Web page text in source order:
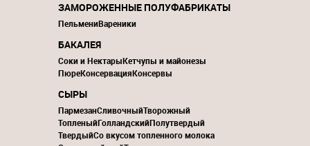
ЗАМОРОЖЕННЫЕ ПОЛУФАБРИКАТЫ
ПельмениВареники
БАКАЛЕЯ
Соки и НектарыКетчупы и майонезы
ПюреКонсервацияКонсервы
СЫРЫ
ПармезанСливочныйТворожный
ТопленыйГолландскийПолутвердый
ТвердыйСо вкусом топленного молока